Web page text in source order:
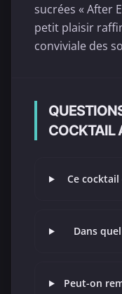
sucrées « After
petit plaisir
conviviale des
COCKTAIL
Ce
Dans
Peut-on